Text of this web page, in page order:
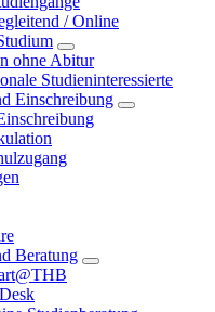
/ Online
ohne Abitur
Studieninteressierte
Einschreibung
Beratung